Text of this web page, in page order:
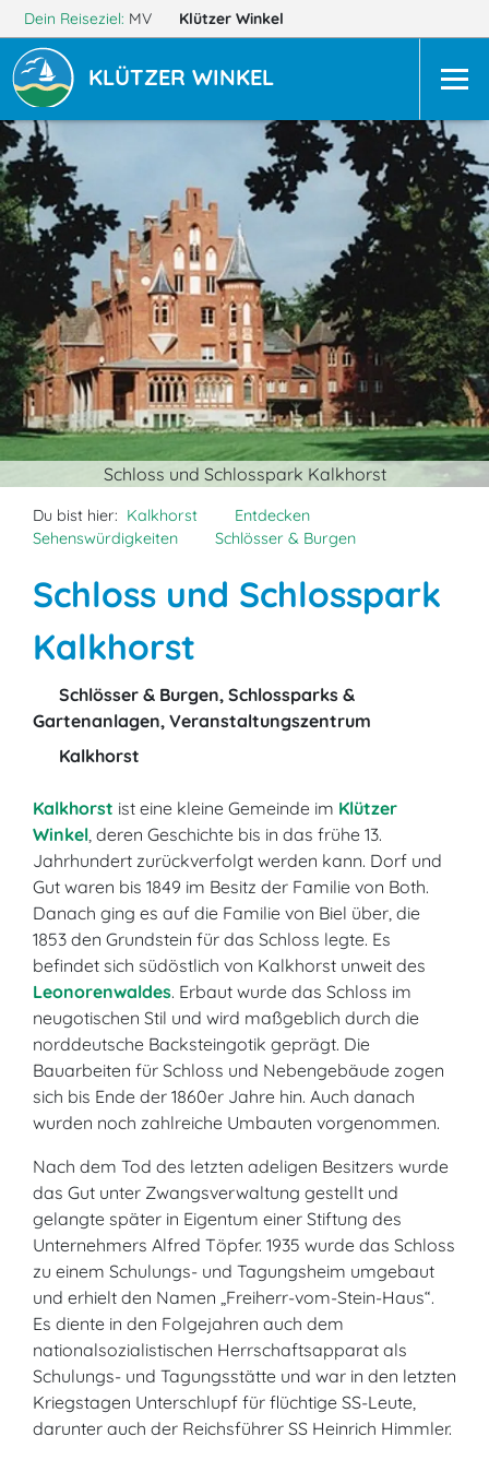
Dein Reiseziel: MV Klützer Winkel
KLÜTZER WINKEL
Schloss und Schlosspark Kalkhorst
Du bist hier: Kalkhorst
Entdecken
Sehenswürdigkeiten
Schlösser & Burgen
Schloss und Schlosspark
Kalkhorst
Schlösser & Burgen, Schlossparks &
Gartenanlagen, Veranstaltungszentrum
Kalkhorst
Kalkhorst ist eine kleine Gemeinde im Klützer
Winkel, deren Geschichte bis in das frühe 13.
Jahrhundert zurückverfolgt werden kann. Dorf und
Gut waren bis 1849 im Besitz der Familie von Both.
Danach ging es auf die Familie von Biel über, die
1853 den Grundstein für das Schloss legte. Es
befindet sich südöstlich von Kalkhorst unweit des
Leonorenwaldes. Erbaut wurde das Schloss im
neugotischen Stil und wird maßgeblich durch die
norddeutsche Backsteingotik geprägt. Die
Bauarbeiten für Schloss und Nebengebäude zogen
sich bis Ende der 1860er Jahre hin. Auch danach
wurden noch zahlreiche Umbauten vorgenommen.
Nach dem Tod des letzten adeligen Besitzers wurde
das Gut unter Zwangsverwaltung gestellt und
gelangte später in Eigentum einer Stiftung des
Unternehmers Alfred Töpfer. 1935 wurde das Schloss
zu einem Schulungs- und Tagungsheim umgebaut
und erhielt den Namen „Freiherr-vom-Stein-Haus“.
Es diente in den Folgejahren auch dem
nationalsozialistischen Herrschaftsapparat als
Schulungs- und Tagungsstätte und war in den letzten
Kriegstagen Unterschlupf für flüchtige SS-Leute,
darunter auch der Reichsführer SS Heinrich Himmler.